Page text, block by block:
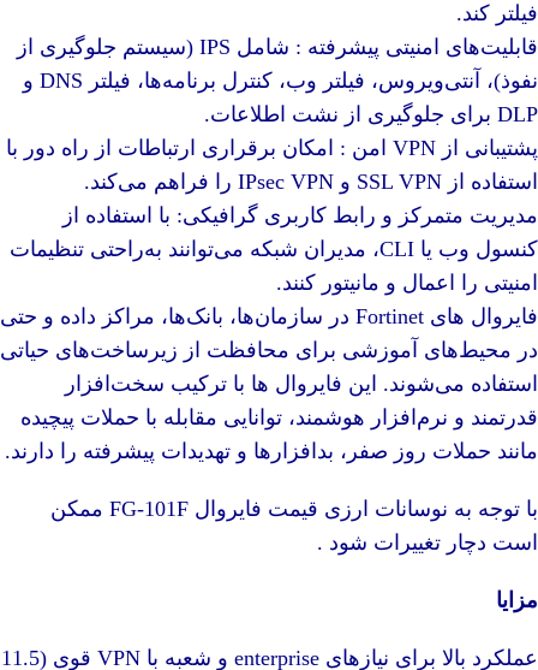
فیلتر کند.
قابلیت‌های امنیتی پیشرفته : شامل IPS (سیستم جلوگیری از
نفوذ)، آنتی‌ویروس، فیلتر وب، کنترل برنامه‌ها، فیلتر DNS و
DLP برای جلوگیری از نشت اطلاعات.
پشتیبانی از VPN امن : امکان برقراری ارتباطات از راه دور با
استفاده از SSL VPN و IPsec VPN را فراهم می‌کند.
مدیریت متمرکز و رابط کاربری گرافیکی: با استفاده از
کنسول وب یا CLI، مدیران شبکه می‌توانند به‌راحتی تنظیمات
امنیتی را اعمال و مانیتور کنند.
فایروال های Fortinet در سازمان‌ها، بانک‌ها، مراکز داده و حتی
در محیط‌های آموزشی برای محافظت از زیرساخت‌های حیاتی
استفاده می‌شوند. این فایروال ها با ترکیب سخت‌افزار
قدرتمند و نرم‌افزار هوشمند، توانایی مقابله با حملات پیچیده
مانند حملات روز صفر، بدافزارها و تهدیدات پیشرفته را دارند.
با توجه به نوسانات ارزی قیمت فایروال FG-101F ممکن
است دچار تغییرات شود .
مزایا
عملکرد بالا برای نیازهای enterprise و شعبه با VPN قوی (11.5